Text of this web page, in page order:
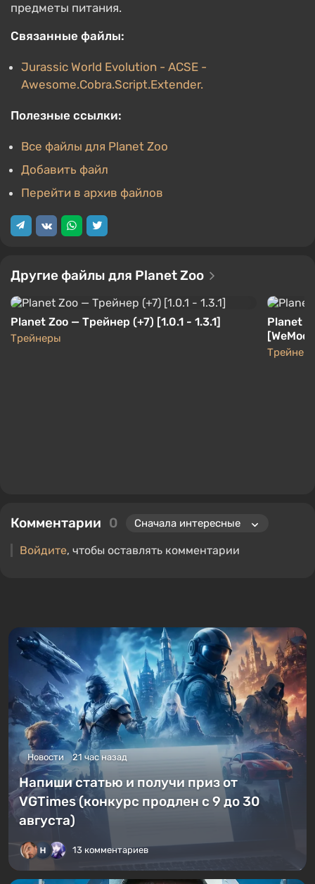
предметы питания.
Связанные файлы:
Jurassic World Evolution - ACSE -
Awesome.Cobra.Script.Extender.
Полезные ссылки:
Все файлы для Planet Zoo
Добавить файл
Перейти в архив файлов
Другие файлы для Planet Zoo
Planet Zoo — Трейнер (+7) [1.0.1 - 1.3.1]
Трейнеры
Planet
[WeMod]
Комментарии 0
Войдите, чтобы оставлять комментарии
Новости 21 час назад
Напиши статью и получи приз от
VGTimes (конкурс продлен с 9 до 30
августа)
13 комментариев